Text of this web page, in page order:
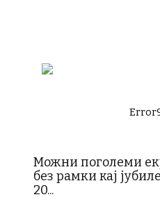
Можни поголеми
без рамки кај
20...